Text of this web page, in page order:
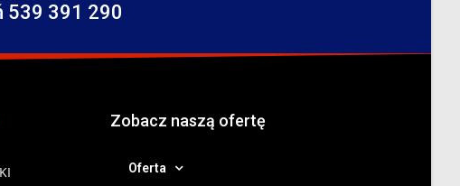
539 391 290
Zobacz naszą ofertę
Oferta